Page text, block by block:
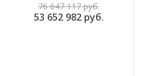
76 647 117 руб.
53 652 982 руб.